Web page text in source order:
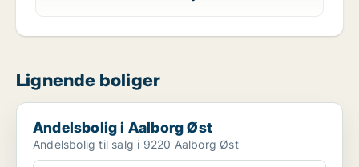
Lignende boliger
Andelsbolig i Aalborg Øst
Andelsbolig i Aalborg Øst
Andelsbolig til salg i 9220 Aalborg Øst